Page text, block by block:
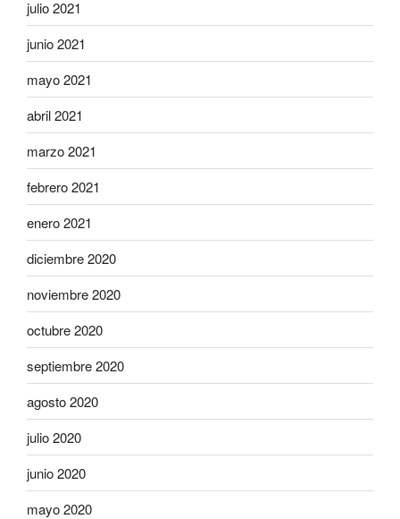
julio 2021
junio 2021
mayo 2021
abril 2021
marzo 2021
febrero 2021
enero 2021
diciembre 2020
noviembre 2020
octubre 2020
septiembre 2020
agosto 2020
julio 2020
junio 2020
mayo 2020